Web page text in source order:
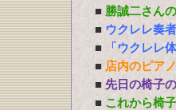
■ 勝誠二さん
■ ウクレレ奏
■
「ウクレレ
■ 店内のピア
■ 先日の椅子
■ これから椅